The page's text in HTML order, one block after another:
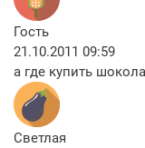
Гость
21.10.2011 09:59
а где купить
Светлая